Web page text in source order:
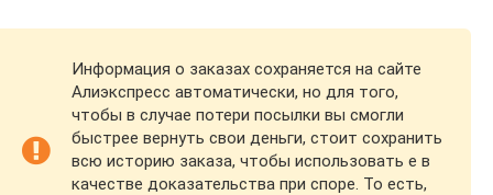
Информация о заказах сохраняется на сайте
Алиэкспресс автоматически, но для того,
чтобы в случае потери посылки вы смогли
быстрее вернуть свои деньги, стоит сохранить
всю историю заказа, чтобы использовать е в
качестве доказательства при споре. То есть,